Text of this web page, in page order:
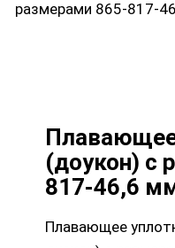
размерами 865-817-
Плавающее
(доукон) с
817-46,6
Плавающее
мм